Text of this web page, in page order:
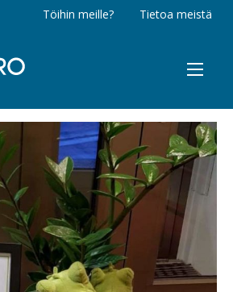
Tietoa meistä
Töihin meille?